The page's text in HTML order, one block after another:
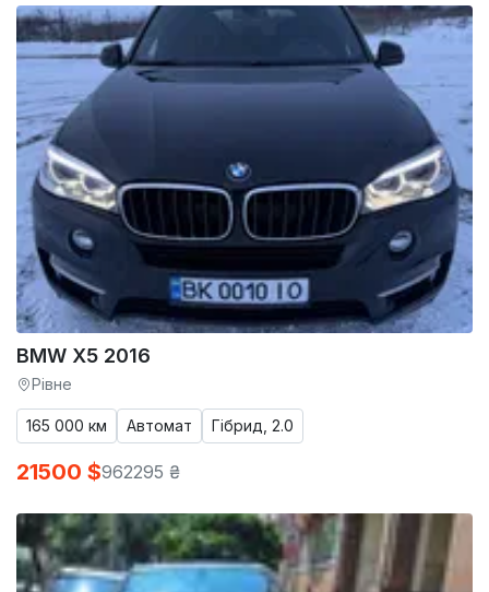
BMW X5 2016
Рівне
165 000 км Автомат Гібрид, 2.0
21500 $962295 ₴